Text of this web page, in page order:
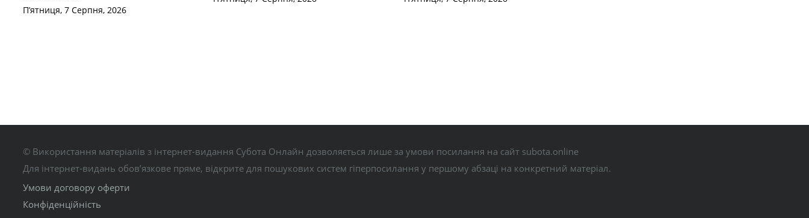
П’ятниця, 7 Серпня, 2026
© Використання матеріалів з інтернет-видання Субота Онлайн дозволяється лише за умови посилання на сайт subota.online
Для інтернет-видань обов’язкове пряме, відкрите для пошукових систем гіперпосилання у першому абзаці на конкретний матеріал.
Умови договору оферти
Конфіденційність